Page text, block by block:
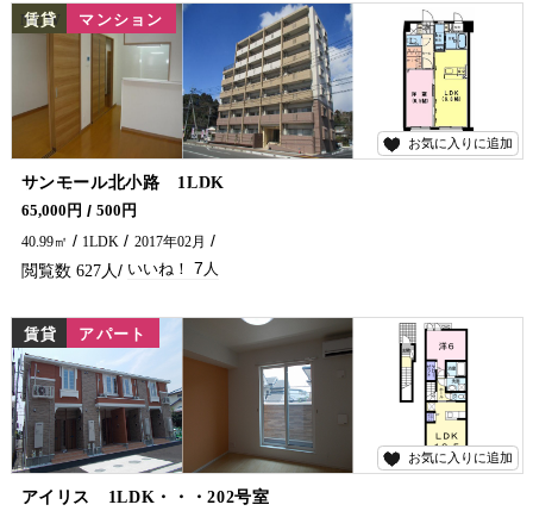
お気に入りに追加
賃貸
NEW マンション
サンモール北小路 1LDK
ハイグレード次世代型省エネマンションに空予定です♪ 共用部分・室内の設備も整ったおすすめ物件です！ 延岡市のアパート・マンションのことなら五ヶ瀬不動産へお問合せください🏠✨
65,000円
500円
40.99㎡
1LDK 2017年02月
627 7
お気に入りに追加
賃貸 アパート
アイリス 1LDK・・・202号室